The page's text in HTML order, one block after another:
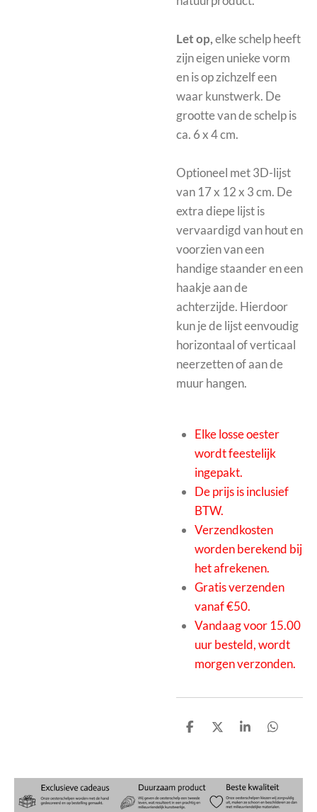
Let op,elke schelp heeft
zijn eigen unieke vorm
en is op zichzelf een
waar kunstwerk. De
grootte van de schelp is
ca. 6 x 4 cm.
Optioneel met3D-lijst
van 17 x 12 x 3 cm. De
extra diepe lijst is
vervaardigd van hout en
voorzien van een
handige staander en een
haakje aan de
achterzijde. Hierdoor
kun je de lijst eenvoudig
horizontaal of verticaal
neerzetten of aan de
muur hangen.
Elke losse oester
wordt feestelijk
ingepakt.
De prijs is inclusief
BTW.
Verzendkosten
worden berekend bij
het afrekenen.
Gratis verzenden
vanaf €50.
Vandaag voor 15.00
uur besteld, wordt
morgen verzonden.
D
n
D
S
e
D
n